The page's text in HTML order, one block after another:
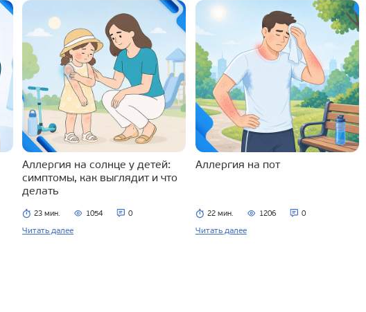
Аллергия на солнце у детей:
симптомы, как выглядит и что
делать
23 мин. 1054 0
Читать далее
Аллергия на пот
22 мин. 1206 0
Читать далее